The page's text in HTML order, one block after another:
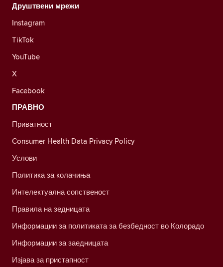
Друштвени мрежи
Instagram
TikTok
YouTube
X
Facebook
ПРАВНО
Приватност
Consumer Health Data Privacy Policy
Услови
Политика за колачиња
Интелектуална сопственост
Правила на зедницата
Информации за политиката за безбедност во Колорадо
Информации за заедницата
Изјава за пристапност